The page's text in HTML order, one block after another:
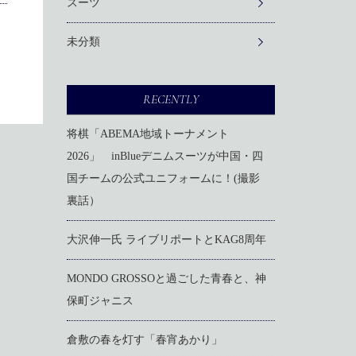
スーツ
未分類
RECENTLY
将棋「ABEMA地域トーナメント
2026」 inBlueデニムスーツが中国・四
国チームの公式ユニフォームに！(撮影
裏話）
大沢伸一氏 ライブリポートとKAG8周年
MONDO GROSSOと過ごした青春と、神
保町ジャニス
倉敷の春を灯す「春宵あかり」